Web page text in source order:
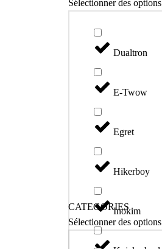
Sélectionner des options
Dualtron
E-Twow
Egret
Hikerboy
Inokim
CATEGORIES
Sélectionner des options